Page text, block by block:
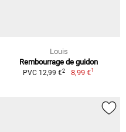
Louis
Rembourrage de guidon
PVC 12,99 €2 8,99 €1